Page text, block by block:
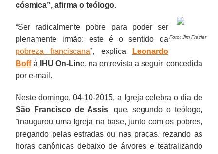
cósmica”, afirma o teólogo.
Foto: Jim Frazier
“Ser radicalmente pobre para poder ser
plenamente irmão: este é o sentido da
pobreza franciscana”, explica
Leonardo
Boffà IHU On-Line, na entrevista a seguir, concedida
por e-mail.
Neste domingo, 04-10-2015, a Igreja celebra o dia de
São Francisco de Assis, que, segundo o teólogo,
“inaugurou uma Igreja na base, junto com os pobres,
pregando pelas estradas ou nas praças, rezando as
horas canônicas debaixo de árvores e teatralizando